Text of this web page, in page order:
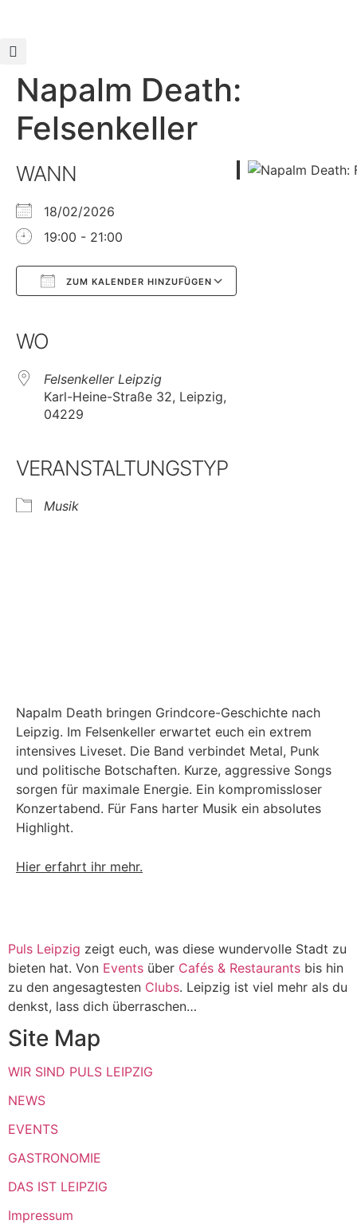
Napalm Death:
Felsenkeller
WANN
18/02/2026
19:00 - 21:00
ZUM KALENDER HINZUFÜGEN
WO
Felsenkeller Leipzig
Karl-Heine-Straße 32, Leipzig,
04229
VERANSTALTUNGSTYP
Musik
Napalm Death bringen Grindcore-Geschichte nach
Leipzig. Im Felsenkeller erwartet euch ein extrem
intensives Liveset. Die Band verbindet Metal, Punk
und politische Botschaften. Kurze, aggressive Songs
sorgen für maximale Energie. Ein kompromissloser
Konzertabend. Für Fans harter Musik ein absolutes
Highlight.
Hier erfahrt ihr mehr.
Puls Leipzig zeigt euch, was diese wundervolle Stadt zu
bieten hat. Von Events über Cafés & Restaurants bis hin
zu den angesagtesten Clubs. Leipzig ist viel mehr als du
denkst, lass dich überraschen…
Site Map
WIR SIND PULS LEIPZIG
NEWS
EVENTS
GASTRONOMIE
DAS IST LEIPZIG
Impressum